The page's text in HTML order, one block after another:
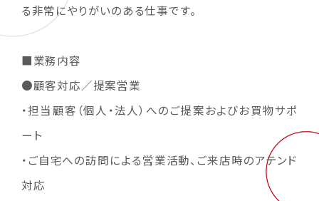
る非常にやりがいのある仕事です。
■業務内容
●顧客対応／提案営業
・担当顧客（個人・法人）へのご提案およびお買物サポ
ート
・ご自宅への訪問による営業活動、ご来店時のアテンド
対応